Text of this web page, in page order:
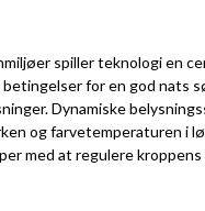
spiller teknologi en
betingelser for en god nats
Dynamiske
og farvetemperaturen i
med at regulere